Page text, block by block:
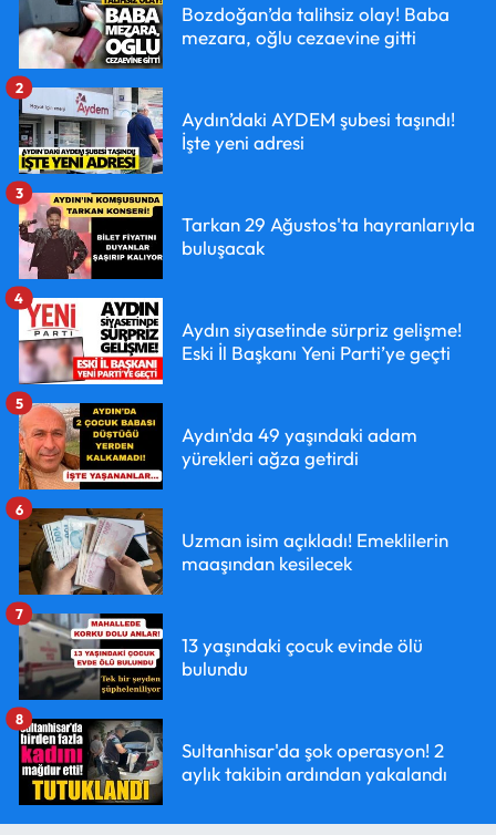
Bozdoğan’da talihsiz olay! Baba
mezara, oğlu cezaevine gitti
Aydın’daki AYDEM şubesi taşındı!
İşte yeni adresi
2
Tarkan 29 Ağustos'ta hayranlarıyla
buluşacak
3
Aydın siyasetinde sürpriz gelişme!
Eski İl Başkanı Yeni Parti’ye geçti
4
Aydın'da 49 yaşındaki adam
yürekleri ağza getirdi
5
Uzman isim açıkladı! Emeklilerin
maaşından kesilecek
6
13 yaşındaki çocuk evinde ölü
bulundu
7
Sultanhisar'da şok operasyon! 2
aylık takibin ardından yakalandı
8